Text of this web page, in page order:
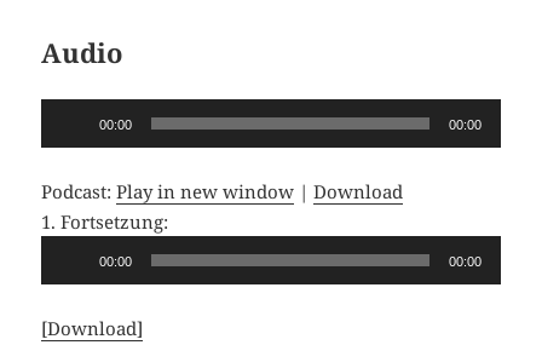
Audio
Player
00:00 00:00
Podcast:Play in new window |Download
1. Fortsetzung:
Player
00:00 00:00
[Download]